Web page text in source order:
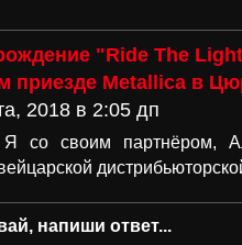
"Ride The
приезде Metallica в
2018 в 2:05 дп
со своим партнёром,
напиши ответ...